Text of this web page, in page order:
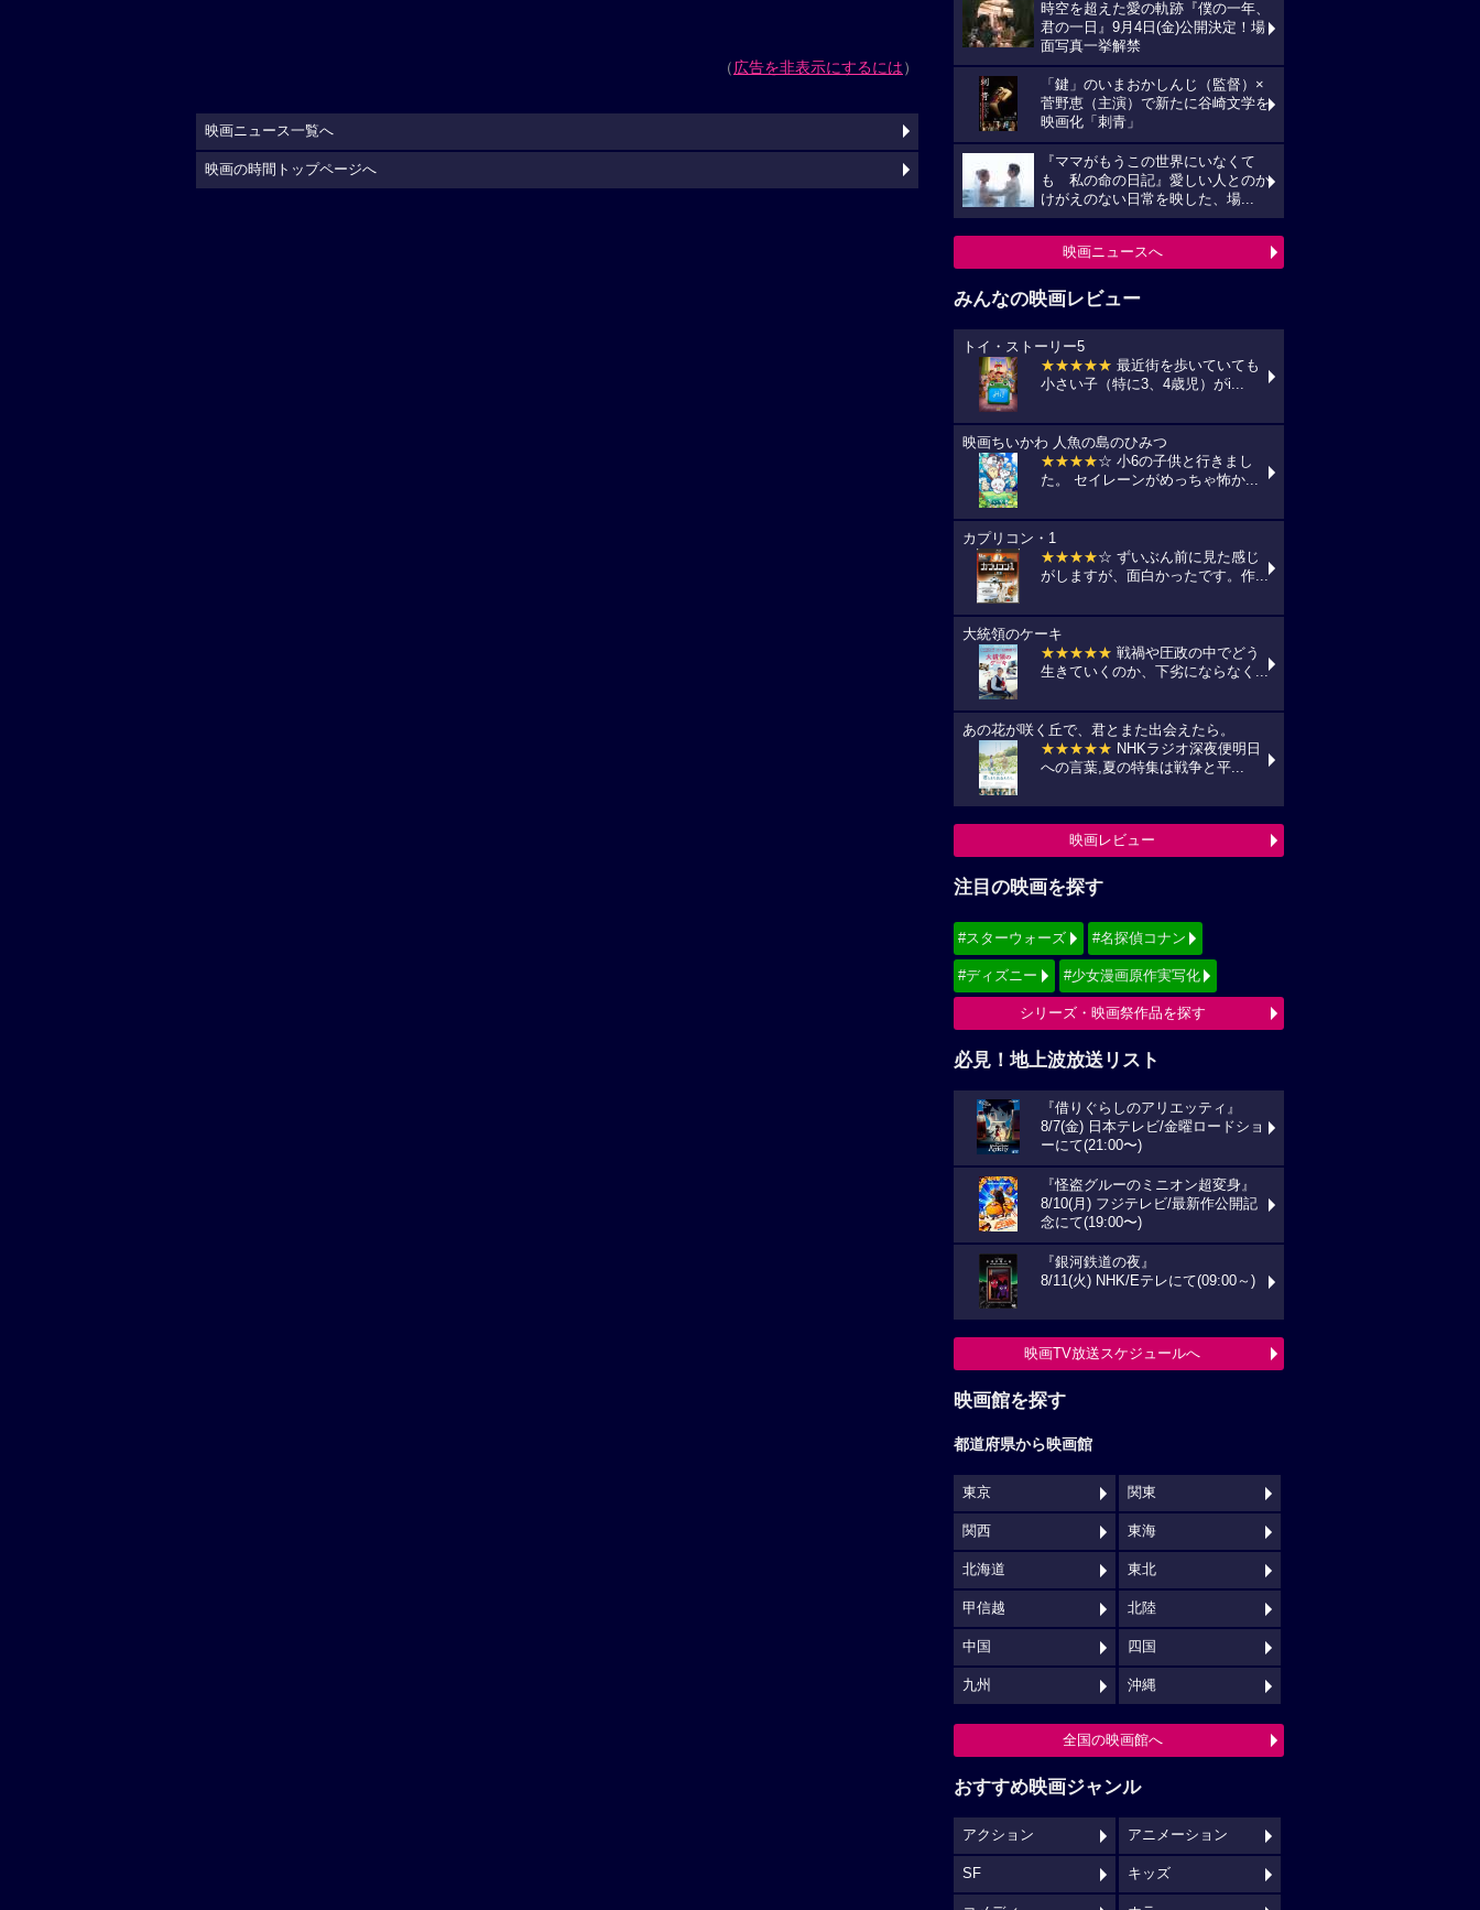
（広告を非表示にするには）
時空を超えた愛の軌跡『僕の一年、
君の一日』9月4日(金)公開決定！場
面写真一挙解禁
「鍵」のいまおかしんじ（監督）×
菅野恵（主演）で新たに谷崎文学を
映画化「刺青」
『ママがもうこの世界にいなくて
も 私の命の日記』愛しい人とのか
けがえのない日常を映した、場...
映画ニュースへ
みんなの映画レビュー
トイ・ストーリー5
★★★★★ 最近街を歩いていても
小さい子（特に3、4歳児）がi...
映画ちいかわ 人魚の島のひみつ
★★★★☆ 小6の子供と行きまし
た。 セイレーンがめっちゃ怖か...
カプリコン・1
★★★★☆ ずいぶん前に見た感じ
がしますが、面白かったです。作...
大統領のケーキ
★★★★★ 戦禍や圧政の中でどう
生きていくのか、下劣にならなく...
あの花が咲く丘で、君とまた出会えたら。
★★★★★ NHKラジオ深夜便明日
への言葉,夏の特集は戦争と平...
映画レビュー
注目の映画を探す
#スターウォーズ #名探偵コナン
#ディズニー #少女漫画原作実写化
シリーズ・映画祭作品を探す
必見！地上波放送リスト
『借りぐらしのアリエッティ』
8/7(金) 日本テレビ/金曜ロードショ
ーにて(21:00〜)
『怪盗グルーのミニオン超変身』
8/10(月) フジテレビ/最新作公開記
念にて(19:00〜)
『銀河鉄道の夜』
8/11(火) NHK/Eテレにて(09:00～)
映画TV放送スケジュールへ
映画館を探す
都道府県から映画館
東京 関東
関西 東海
北海道 東北
甲信越 北陸
中国 四国
九州 沖縄
全国の映画館へ
おすすめ映画ジャンル
アクション アニメーション
SF キッズ
映画ニュース一覧へ
映画の時間トップページへ